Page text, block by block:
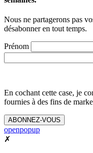
Nous ne partagerons pas
désabonner en tout temps.
Prénom
En cochant cette case, je
fournies à des fins de
ABONNEZ-VOUS
openpopup
✗